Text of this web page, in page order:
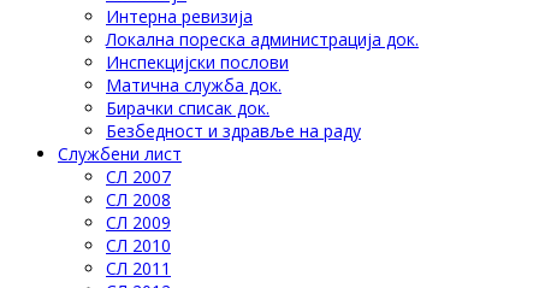
Интерна ревизија
Локална пореска администрација док.
Инспекцијски послови
Матична служба док.
Бирачки списак док.
Безбедност и здравље на раду
Службени лист
СЛ 2007
СЛ 2008
СЛ 2009
СЛ 2010
СЛ 2011